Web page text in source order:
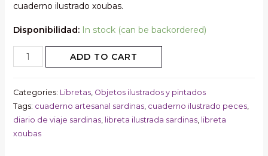
cuaderno ilustrado xoubas.
Disponibilidad: In stock (can be backordered)
Libreta
artesanal
la
obra
ADD TO CART
Categories: Libretas, Objetos ilustrados y pintados
Tags: cuaderno artesanal sardinas, cuaderno ilustrado peces,
diario de viaje sardinas, libreta ilustrada sardinas, libreta
xoubas